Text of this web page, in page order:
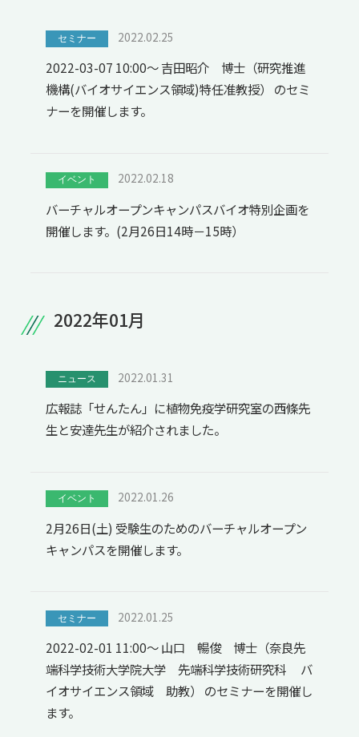
セミナー 2022.02.25
2022-03-07 10:00～ 吉田昭介 博士（研究推進
機構(バイオサイエンス領域)特任准教授） のセミ
ナーを開催します。
イベント 2022.02.18
バーチャルオープンキャンパスバイオ特別企画を
開催します。(2月26日14時－15時）
2022年01月
ニュース 2022.01.31
広報誌「せんたん」に植物免疫学研究室の西條先
生と安達先生が紹介されました。
イベント 2022.01.26
2月26日(土) 受験生のためのバーチャルオープン
キャンパスを開催します。
セミナー 2022.01.25
2022-02-01 11:00～ 山口 暢俊 博士（奈良先
端科学技術大学院大学 先端科学技術研究科 バ
イオサイエンス領域 助教） のセミナーを開催し
ます。